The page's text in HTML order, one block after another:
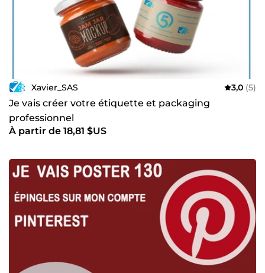
Xavier_SAS 3,0 (5)
Je vais créer votre étiquette et packaging
professionnel
À partir de 18,81 $US